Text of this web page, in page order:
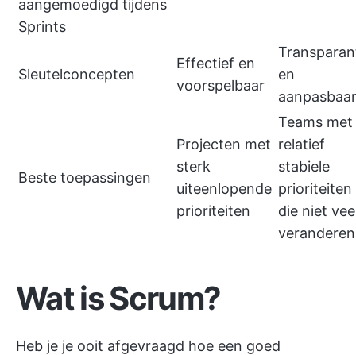
aangemoedigd tijdens
Sprints
Sleutelconcepten
Effectief en
voorspelbaar
en
aanpasbaar
Beste toepassingen
Projecten met
sterk
uiteenlopende
prioriteiten
Teams met
relatief
stabiele
prioriteiten
die niet
veranderen
Wat is Scrum?
Heb je je ooit afgevraagd hoe een goed